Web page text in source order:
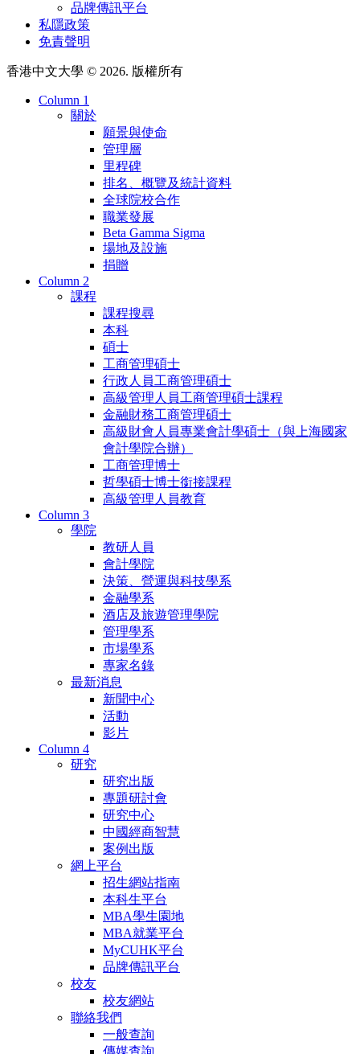
品牌傳訊平台
私隱政策
免責聲明
香港中文大學 © 2026. 版權所有
Column 1
關於
願景與使命
管理層
里程碑
排名、概覽及統計資料
全球院校合作
職業發展
Beta Gamma Sigma
場地及設施
捐贈
Column 2
課程
課程搜尋
本科
碩士
工商管理碩士
行政人員工商管理碩士
高級管理人員工商管理碩士課程
金融財務工商管理碩士
高級財會人員專業會計學碩士（與上海國家
會計學院合辦）
工商管理博士
哲學碩士博士銜接課程
高級管理人員教育
Column 3
學院
教研人員
會計學院
決策、營運與科技學系
金融學系
酒店及旅遊管理學院
管理學系
市場學系
專家名錄
最新消息
新聞中心
活動
影片
Column 4
研究
研究出版
專題研討會
研究中心
中國經商智慧
案例出版
網上平台
招生網站指南
本科生平台
MBA學生園地
MBA就業平台
MyCUHK平台
品牌傳訊平台
校友
校友網站
聯絡我們
一般查詢
傳媒查詢